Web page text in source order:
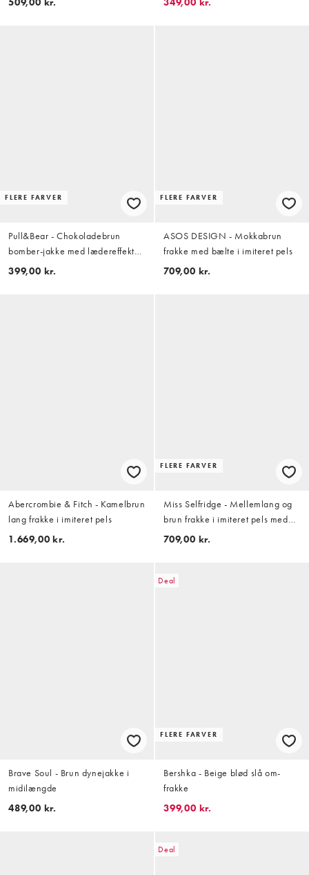
FLERE FARVER
Pull&Bear - Chokoladebrun
bomber-jakke med lædereffekt
og ballonærmer
399,00 kr.
FLERE FARVER
ASOS DESIGN - Mokkabrun
frakke med bælte i imiteret pels
709,00 kr.
Abercrombie & Fitch - Kamelbrun
lang frakke i imiteret pels
1.669,00 kr.
FLERE FARVER
Miss Selfridge - Mellemlang og
brun frakke i imiteret pels med
krave og bælte
709,00 kr.
Brave Soul - Brun dynejakke i
midilængde
489,00 kr.
Deal
FLERE FARVER
Bershka - Beige blød slå om-
frakke
399,00 kr.
Deal